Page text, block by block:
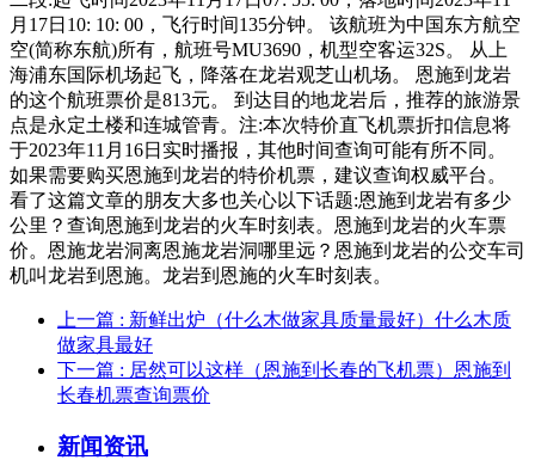
月17日10: 10: 00，飞行时间135分钟。 该航班为中国东方航空
空(简称东航)所有，航班号MU3690，机型空客运32S。 从上
海浦东国际机场起飞，降落在龙岩观芝山机场。 恩施到龙岩
的这个航班票价是813元。 到达目的地龙岩后，推荐的旅游景
点是永定土楼和连城管青。注:本次特价直飞机票折扣信息将
于2023年11月16日实时播报，其他时间查询可能有所不同。
如果需要购买恩施到龙岩的特价机票，建议查询权威平台。
看了这篇文章的朋友大多也关心以下话题:恩施到龙岩有多少
公里？查询恩施到龙岩的火车时刻表。恩施到龙岩的火车票
价。恩施龙岩洞离恩施龙岩洞哪里远？恩施到龙岩的公交车司
机叫龙岩到恩施。龙岩到恩施的火车时刻表。
上一篇 : 新鲜出炉（什么木做家具质量最好）什么木质
做家具最好
下一篇 : 居然可以这样（恩施到长春的飞机票）恩施到
长春机票查询票价
新闻资讯